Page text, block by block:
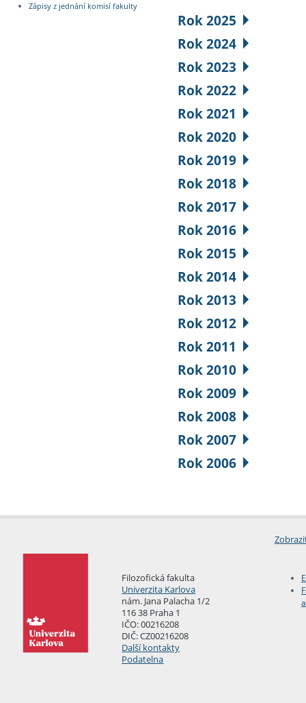
Zápisy z jednání komisí fakulty
Rok 2025
Rok 2024
Rok 2023
Rok 2022
Rok 2021
Rok 2020
Rok 2019
Rok 2018
Rok 2017
Rok 2016
Rok 2015
Rok 2014
Rok 2013
Rok 2012
Rok 2011
Rok 2010
Rok 2009
Rok 2008
Rok 2007
Rok 2006
Filozofická fakulta
Univerzita Karlova
nám. Jana Palacha 1/2
116 38 Praha 1
IČO: 00216208
DIČ: CZ00216208
Další kontakty
Podatelna